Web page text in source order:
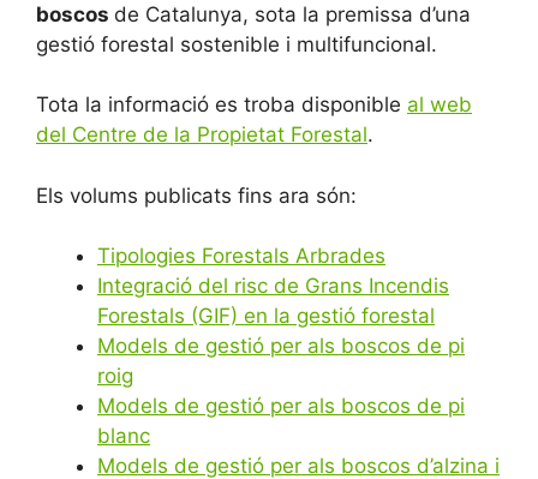
boscos de Catalunya, sota la premissa d’una
gestió forestal sostenible i multifuncional.
Tota la informació es troba disponible al web
del Centre de la Propietat Forestal.
Els volums publicats fins ara són:
Tipologies Forestals Arbrades
Integració del risc de Grans Incendis
Forestals (GIF) en la gestió forestal
Models de gestió per als boscos de pi
roig
Models de gestió per als boscos de pi
blanc
Models de gestió per als boscos d’alzina i